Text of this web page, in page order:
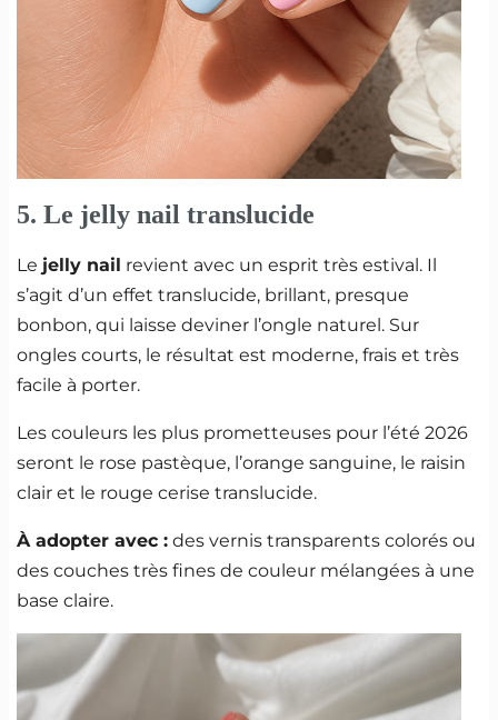
5. Le jelly nail translucide
Le jelly nail revient avec un esprit très estival. Il
s’agit d’un effet translucide, brillant, presque
bonbon, qui laisse deviner l’ongle naturel. Sur
ongles courts, le résultat est moderne, frais et très
facile à porter.
Les couleurs les plus prometteuses pour l’été 2026
seront le rose pastèque, l’orange sanguine, le raisin
clair et le rouge cerise translucide.
À adopter avec : des vernis transparents colorés ou
des couches très fines de couleur mélangées à une
base claire.